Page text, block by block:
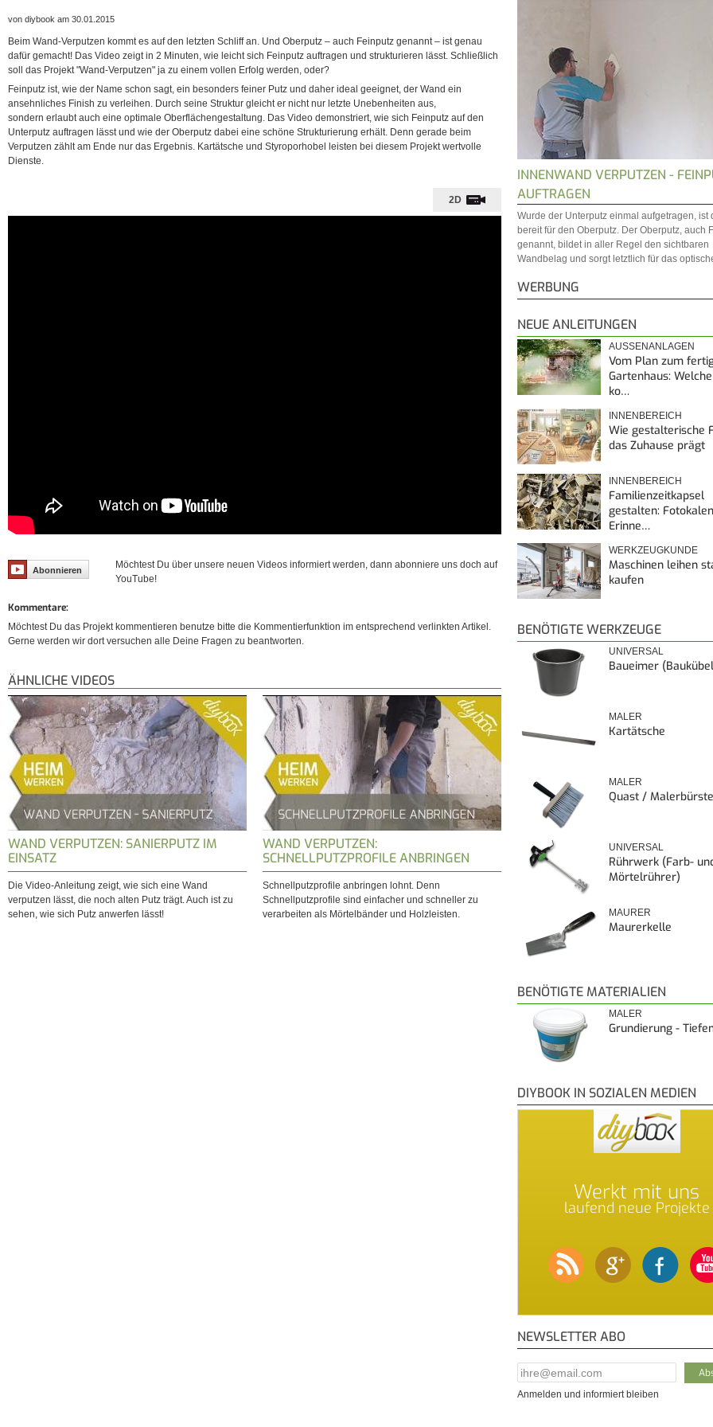
von diybook am 30.01.2015
Beim Wand-Verputzen kommt es auf den letzten Schliff an. Und Oberputz – auch Feinputz genannt – ist genau
dafür gemacht! Das Video zeigt in 2 Minuten, wie leicht sich Feinputz auftragen und strukturieren lässt. Schließlich
soll das Projekt "Wand-Verputzen" ja zu einem vollen Erfolg werden, oder?
Feinputz ist, wie der Name schon sagt, ein besonders feiner Putz und daher ideal geeignet, der Wand ein
ansehnliches Finish zu verleihen. Durch seine Struktur gleicht er nicht nur letzte Unebenheiten aus,
sondern erlaubt auch eine optimale Oberflächengestaltung. Das Video demonstriert, wie sich Feinputz auf den
Unterputz auftragen lässt und wie der Oberputz dabei eine schöne Strukturierung erhält. Denn gerade beim
Verputzen zählt am Ende nur das Ergebnis. Kartätsche und Styroporhobel leisten bei diesem Projekt wertvolle
Dienste.
2D
Abonnieren
Möchtest Du über unsere neuen Videos informiert werden, dann abonniere uns doch auf
YouTube!
Kommentare:
Möchtest Du das Projekt kommentieren benutze bitte die Kommentierfunktion im entsprechend verlinkten Artikel.
Gerne werden wir dort versuchen alle Deine Fragen zu beantworten.
ÄHNLICHE VIDEOS
WAND VERPUTZEN: SANIERPUTZ IM
EINSATZ
Die Video-Anleitung zeigt, wie sich eine Wand
verputzen lässt, die noch alten Putz trägt. Auch ist zu
sehen, wie sich Putz anwerfen lässt!
WAND VERPUTZEN:
SCHNELLPUTZPROFILE ANBRINGEN
Schnellputzprofile anbringen lohnt. Denn
Schnellputzprofile sind einfacher und schneller zu
verarbeiten als Mörtelbänder und Holzleisten.
INNENWAND VERPUTZEN -
AUFTRAGEN
Wurde der Unterputz einmal aufgetragen, ist
bereit für den Oberputz. Der Oberputz, auch
genannt, bildet in aller Regel den sichtbaren
Wandbelag und sorgt letztlich für das
WERBUNG
NEUE ANLEITUNGEN
AUSSENANLAGEN
Vom Plan zum
Gartenhaus:
ko…
INNENBEREICH
Wie gestalterische
das Zuhause prägt
INNENBEREICH
Familienzeitkapsel
gestalten:
Erinne…
WERKZEUGKUNDE
Maschinen leihen
kaufen
BENÖTIGTE WERKZEUGE
UNIVERSAL
Baueimer
MALER
Kartätsche
MALER
Quast / Malerbürste
UNIVERSAL
Rührwerk (Farb-
Mörtelrührer)
MAURER
Maurerkelle
BENÖTIGTE MATERIALIEN
MALER
Grundierung -
DIYBOOK IN SOZIALEN MEDIEN
Werkt mit uns
laufend neue Projekte
NEWSLETTER ABO
E-Mail Addresse*
Anmelden und informiert bleiben